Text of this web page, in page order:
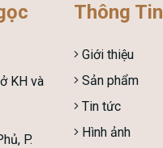
KH và
P.
Thông Tin
Giới thiệu
Sản phẩm
Tin tức
Hình ảnh